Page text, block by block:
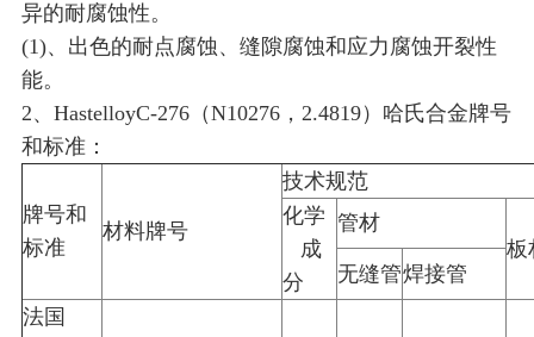
异的耐腐蚀性。
(1)、出色的耐点腐蚀、缝隙腐蚀和应力腐蚀开裂性
能。
2、HastelloyC-276（N10276，2.4819）哈氏合金牌号
和标准：
牌号和
标准
材料牌号
技术规范
化学
成
分
管材
板
无缝管焊接管
法国